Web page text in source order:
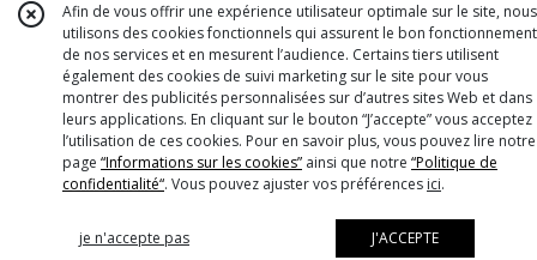
Afin de vous offrir une expérience utilisateur optimale sur le site, nous
utilisons des cookies fonctionnels qui assurent le bon fonctionnement
de nos services et en mesurent l’audience. Certains tiers utilisent
également des cookies de suivi marketing sur le site pour vous
montrer des publicités personnalisées sur d’autres sites Web et dans
leurs applications. En cliquant sur le bouton “J’accepte” vous acceptez
l’utilisation de ces cookies. Pour en savoir plus, vous pouvez lire notre
page “Informations sur les cookies” ainsi que notre “Politique de
confidentialité“. Vous pouvez ajuster vos préférences ici.
je n'accepte pas J'ACCEPTE